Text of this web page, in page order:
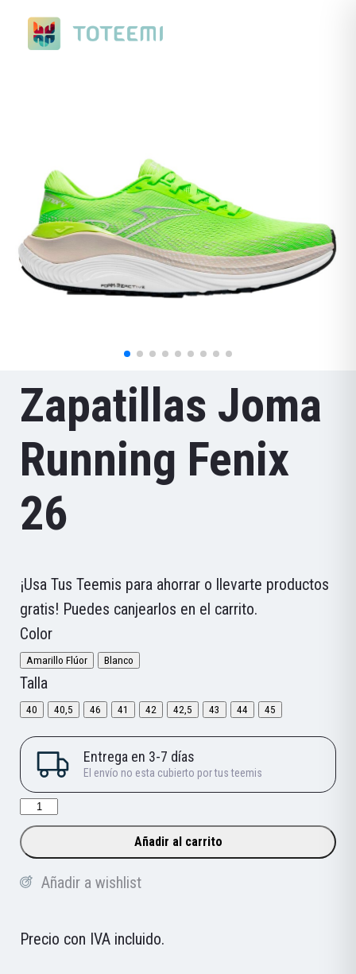
Zapatillas Joma
Running Fenix
26
¡Usa Tus Teemis para ahorrar o llevarte productos
gratis! Puedes canjearlos en el carrito.
Color
Amarillo Flúor Blanco
Talla
40 40,5 46 41 42 42,5 43 44 45
Zapatillas
Joma
Running
Fenix
Añadir al carrito
Añadir a wishlist
Precio con IVA incluido.